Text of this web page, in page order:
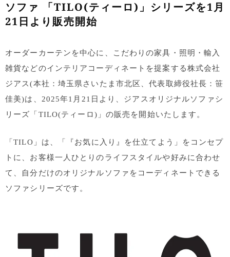
ソファ 「TILO(ティーロ)」シリーズを1月
21日より販売開始
オーダーカーテンを中心に、こだわりの家具・照明・輸入
雑貨などのインテリアコーディネートを提案する株式会社
ジアス(本社：埼玉県さいたま市北区、代表取締役社長：笹
佳美)は、2025年1月21日より、ジアスオリジナルソファシ
リーズ「TILO(ティーロ)」の販売を開始いたします。
「TILO」は、「『お気に入り』を仕立てよう」をコンセプ
トに、お客様一人ひとりのライフスタイルや好みに合わせ
て、自分だけのオリジナルソファをコーディネートできる
ソファシリーズです。